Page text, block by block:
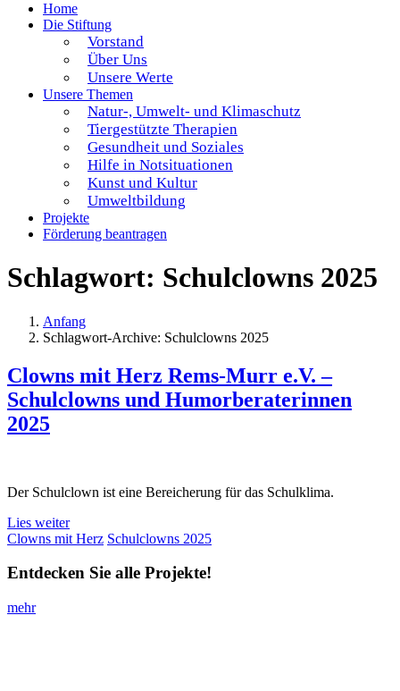
Home
Die Stiftung
Vorstand
Über Uns
Unsere Werte
Unsere Themen
Natur-, Umwelt- und Klimaschutz
Tiergestützte Therapien
Gesundheit und Soziales
Hilfe in Notsituationen
Kunst und Kultur
Umweltbildung
Projekte
Förderung beantragen
Schlagwort: Schulclowns 2025
Anfang
Schlagwort-Archive: Schulclowns 2025
Clowns mit Herz Rems-Murr e.V. –
Schulclowns und Humorberaterinnen
2025
Der Schulclown ist eine Bereicherung für das Schulklima.
Lies weiter
Clowns mit Herz Schulclowns 2025
Entdecken Sie alle Projekte!
mehr